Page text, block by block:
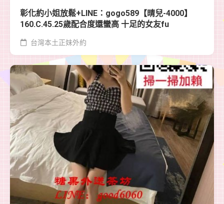
彰化約小姐放鬆+LINE：gogo589【晴兒-4000】
160.C.45.25歲配合度還蠻高 十足的女友fu
台灣本土正妹外約